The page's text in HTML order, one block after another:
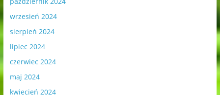
wrzesień 2024
sierpień 2024
lipiec 2024
czerwiec 2024
maj 2024
kwiecień 2024